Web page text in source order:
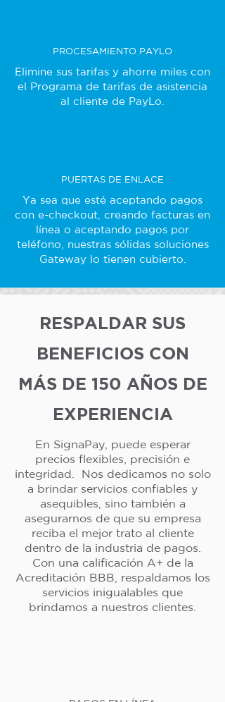
PROCESAMIENTO PAYLO
Elimine sus tarifas y ahorre miles con
el Programa de tarifas de asistencia
al cliente de PayLo.
PUERTAS DE ENLACE
Ya sea que esté aceptando pagos
con e-checkout, creando facturas en
línea o aceptando pagos por
teléfono, nuestras sólidas soluciones
Gateway lo tienen cubierto.
RESPALDAR SUS
BENEFICIOS CON
MÁS DE 150 AÑOS DE
EXPERIENCIA
En SignaPay, puede esperar
precios flexibles, precisión e
integridad. Nos dedicamos no solo
a brindar servicios confiables y
asequibles, sino también a
asegurarnos de que su empresa
reciba el mejor trato al cliente
dentro de la industria de pagos.
Con una calificación A+ de la
Acreditación BBB, respaldamos los
servicios inigualables que
brindamos a nuestros clientes.